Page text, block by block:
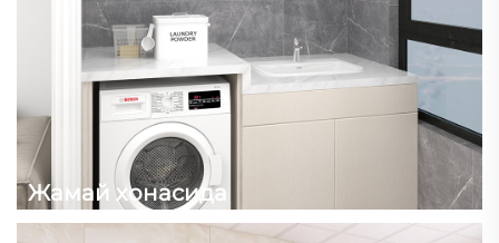
Жамай хонасида